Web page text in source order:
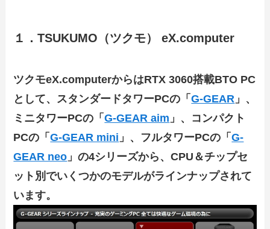
１．TSUKUMO（ツクモ） eX.computer
ツクモeX.computerからはRTX 3060搭載BTO PC
として、スタンダードタワーPCの「G-GEAR 」、
ミニタワーPCの「G-GEAR aim 」、コンパクト
PCの「G-GEAR mini 」、フルタワーPCの「G-
GEAR neo 」の4シリーズから、CPU＆チップセ
ット別でいくつかのモデルがラインナップされて
います。